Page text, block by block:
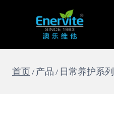
容
首页/ 产品 / 日常养护系列